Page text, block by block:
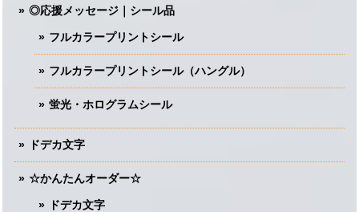
◎応援メッセージ｜シール品
フルカラープリントシール
フルカラープリントシール（ハングル）
蛍光・ホログラムシール
ドデカ文字
☆かんたんオーダー☆
ドデカ文字